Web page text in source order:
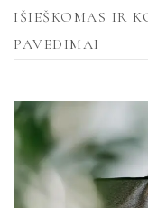
IŠIEŠKOMAS IR
PAVEDIMAI